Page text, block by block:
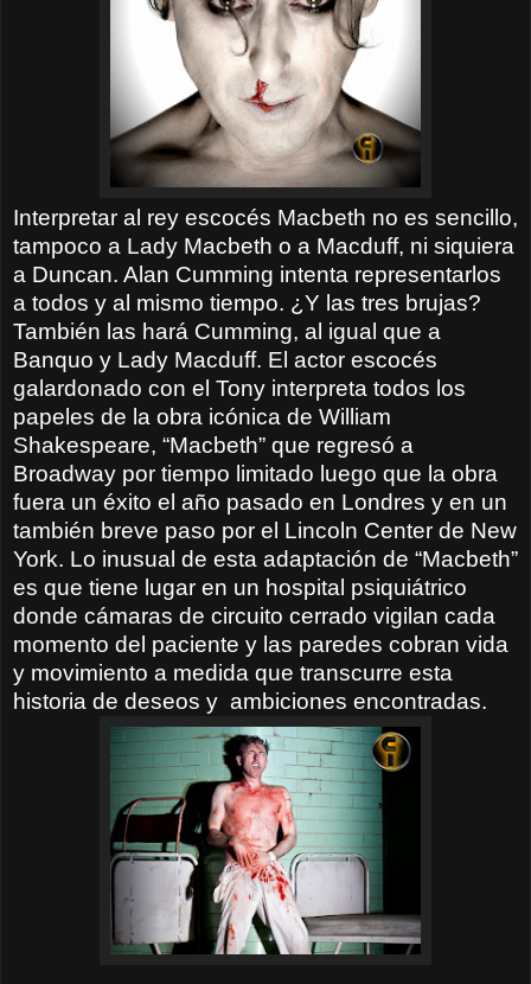
Interpretar al rey escocés Macbeth no es sencillo,
tampoco a Lady Macbeth o a Macduff, ni siquiera
a Duncan. Alan Cumming intenta representarlos
a todos y al mismo tiempo. ¿Y las tres brujas?
También las hará Cumming, al igual que a
Banquo y Lady Macduff. El actor escocés
galardonado con el Tony interpreta todos los
papeles de la obra icónica de William
Shakespeare, “Macbeth” que regresó a
Broadway por tiempo limitado luego que la obra
fuera un éxito el año pasado en Londres y en un
también breve paso por el Lincoln Center de New
York. Lo inusual de esta adaptación de “Macbeth”
es que tiene lugar en un hospital psiquiátrico
donde cámaras de circuito cerrado vigilan cada
momento del paciente y las paredes cobran vida
y movimiento a medida que transcurre esta
historia de deseos y ambiciones encontradas.